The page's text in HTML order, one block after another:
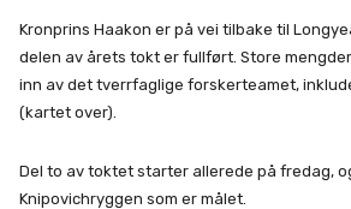
Kronprins Haakon er på vei tilbake til
delen av årets tokt er fullført. Store
inn av det tverrfaglige forskerteamet,
(kartet over).
Del to av toktet starter allerede på fredag,
Knipovichryggen som er målet.